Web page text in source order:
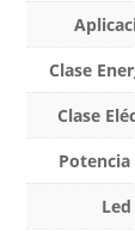
Clase
Clase
Potencia
Led